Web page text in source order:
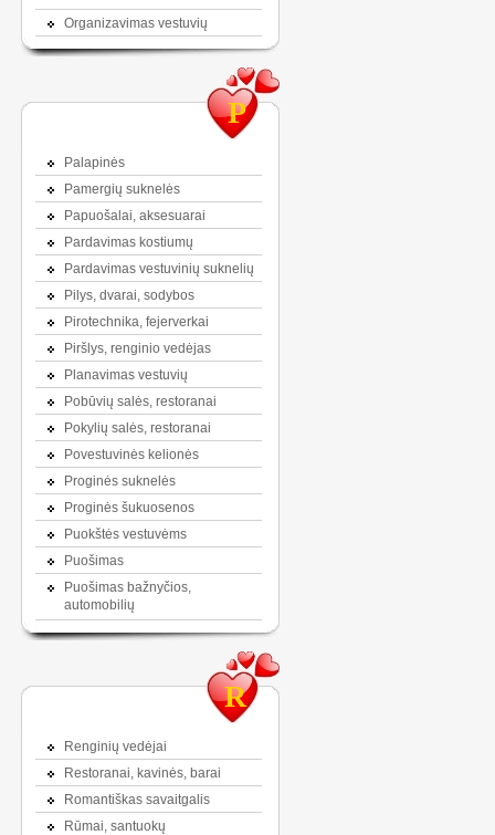
Organizavimas vestuvių
P
Palapinės
Pamergių suknelės
Papuošalai, aksesuarai
Pardavimas kostiumų
Pardavimas vestuvinių suknelių
Pilys, dvarai, sodybos
Pirotechnika, fejerverkai
Piršlys, renginio vedėjas
Planavimas vestuvių
Pobūvių salės, restoranai
Pokylių salės, restoranai
Povestuvinės kelionės
Proginės suknelės
Proginės šukuosenos
Puokštės vestuvėms
Puošimas
Puošimas bažnyčios,
automobilių
R
Renginių vedėjai
Restoranai, kavinės, barai
Romantiškas savaitgalis
Rūmai, santuokų